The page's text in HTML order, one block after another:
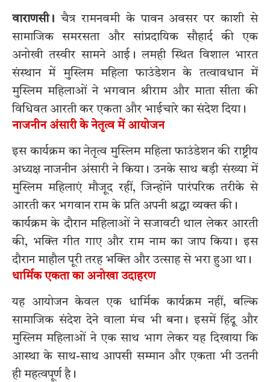
वाराणसी। चैत्र रामनवमी के पावन अवसर पर काशी से
सामाजिक समरसता और सांप्रदायिक सौहार्द की एक
अनोखी तस्वीर सामने आई। लमही स्थित विशाल भारत
संस्थान में मुस्लिम महिला फाउंडेशन के तत्वावधान में
मुस्लिम महिलाओं ने भगवान श्रीराम और माता सीता की
विधिवत आरती कर एकता और भाईचारे का संदेश दिया।
नाजनीन अंसारी के नेतृत्व में आयोजन
इस कार्यक्रम का नेतृत्व मुस्लिम महिला फाउंडेशन की राष्ट्रीय
अध्यक्ष नाजनीन अंसारी ने किया। उनके साथ बड़ी संख्या में
मुस्लिम महिलाएं मौजूद रहीं, जिन्होंने पारंपरिक तरीके से
आरती कर भगवान राम के प्रति अपनी श्रद्धा व्यक्त की।
कार्यक्रम के दौरान महिलाओं ने सजावटी थाल लेकर आरती
की, भक्ति गीत गाए और राम नाम का जाप किया। इस
दौरान माहौल पूरी तरह भक्ति और उत्साह से भरा हुआ था।
धार्मिक एकता का अनोखा उदाहरण
यह आयोजन केवल एक धार्मिक कार्यक्रम नहीं, बल्कि
सामाजिक संदेश देने वाला मंच भी बना। इसमें हिंदू और
मुस्लिम महिलाओं ने एक साथ भाग लेकर यह दिखाया कि
आस्था के साथ-साथ आपसी सम्मान और एकता भी उतनी
ही महत्वपूर्ण है।